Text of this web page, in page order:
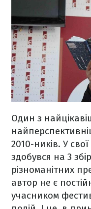
Один з
2010-ників. У
здобувся на 3
різноманітних
автор не є
учасником